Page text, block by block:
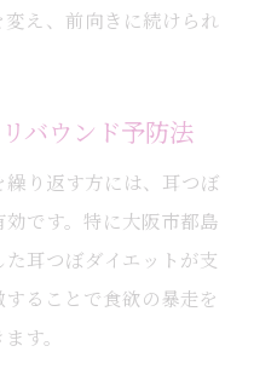
え、前向きに続けられ
バウンド予防法
り返す方には、耳つぼ
です。特に大阪市都島
耳つぼダイエットが支
ることで食欲の暴走を
す。